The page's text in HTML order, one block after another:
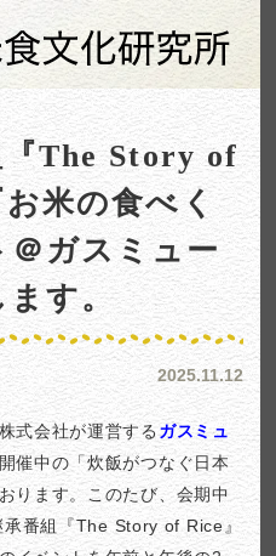
『The Story of
米の食べく
ガスミュー
ます。
2025.11.12
式会社が運営するガスミュ
催中の「炊飯がつなぐ日本
ります。このたび、会期中
番組『The Story of Rice』